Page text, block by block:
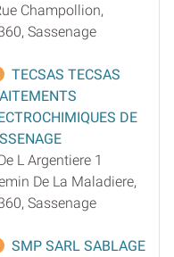
Champollion,
Sassenage
TECSAS TECSAS
DE
L Argentiere 1
De La Maladiere,
Sassenage
SMP SARL SABLAGE